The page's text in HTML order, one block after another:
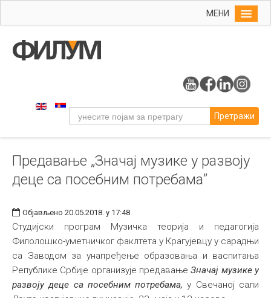
МЕНИ
Упис
Уметност
Музичка уметност
Примењена и ликовна уметност
Издаваштво
Библиотека
Студенти
Међународна
Претражи
Предавање „Значај музике у развоју
деце са посебним потребама”
Објављено 20.05.2018. у 17:48
Студијски програм Музичка теорија и педагогија
Филолошко-уметничког факлтета у Крагујевцу у сарадњи
са Заводом за унапређење образовања и васпитања
Републике Србије организује предавањеЗначај музике у
развоју деце са посебним потребама,у Свечаној сали